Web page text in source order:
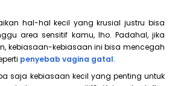
hal-hal kecil yang krusial justru bisa
area sensitif kamu, lho. Padahal, jika
kebiasaan-kebiasaan ini bisa mencegah
penyebab vagina gatal.
saja kebiasaan kecil yang penting untuk